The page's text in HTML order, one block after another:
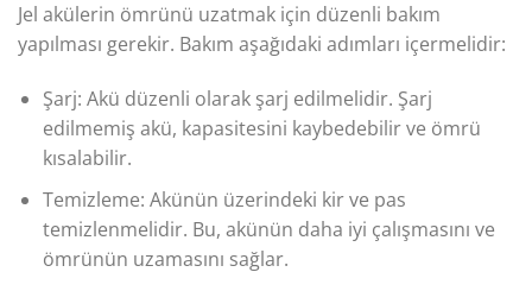
Jel akülerin ömrünü uzatmak için düzenli bakım
yapılması gerekir. Bakım aşağıdaki adımları içermelidir:
Şarj: Akü düzenli olarak şarj edilmelidir. Şarj
edilmemiş akü, kapasitesini kaybedebilir ve ömrü
kısalabilir.
Temizleme: Akünün üzerindeki kir ve pas
temizlenmelidir. Bu, akünün daha iyi çalışmasını ve
ömrünün uzamasını sağlar.